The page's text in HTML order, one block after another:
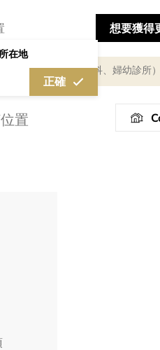
在地
正確
想要獲得
醫療診所（婦產科、婦幼診所）